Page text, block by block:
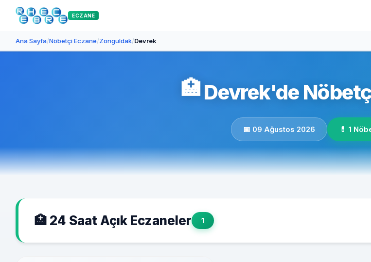
ECZANE
Ana Sayfa/Nöbetçi Eczane/Zonguldak/Devrek
🏥Devrek'de
📅 09 Ağustos 2026 💊 1
🏥 24 Saat Açık Eczaneler 1